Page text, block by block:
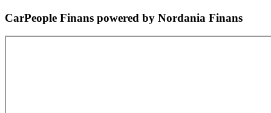
CarPeople Finans powered by Nordania Finans